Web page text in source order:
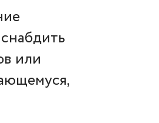
или